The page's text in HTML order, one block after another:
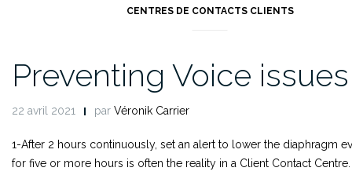
CENTRES DE CONTACTS CLIENTS
Preventing Voice issues
22 avril 2021 par Véronik Carrier
1-After 2 hours continuously, set an alert to lower the diaphragm
for five or more hours is often the reality in a Client Contact Centre.